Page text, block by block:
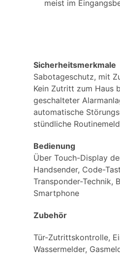
meist im
Sicherheitsmerkmale
Sabotageschutz, mit
Kein Zutritt zum Haus
geschalteter
automatische
stündliche
Bedienung
Über Touch-Display
Handsender, Code-
Transponder-Technik,
Smartphone
Zubehör
Tür-Zutrittskontrolle,
Wassermelder,